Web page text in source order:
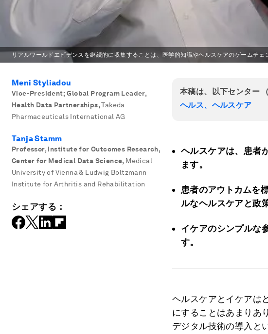
リアルワールドエビデンスを継続的に収集することは、医学的知識やヘルスケアのゲームチェ
Meni Styliadou
Vice-President; Global Program Leader,
Health Data Partnerships, Takeda
Pharmaceuticals International AG
Tanja Stamm
Professor, Institute for Outcomes Research,
Center for Medical Data Science, Medical
University of Vienna & Ludwig Boltzmann
Institute for Arthritis and Rehabilitation
シェアする：
本稿は、以下センター
ヘルス、ヘルスケア
ヘルスケアは、患者
ます。
患者のアウトカムを
ルなヘルスケアと政
イケアのシンプルな
す。
ヘルスケアとイケアは
にすることはあまりあ
デジタル技術の導入と